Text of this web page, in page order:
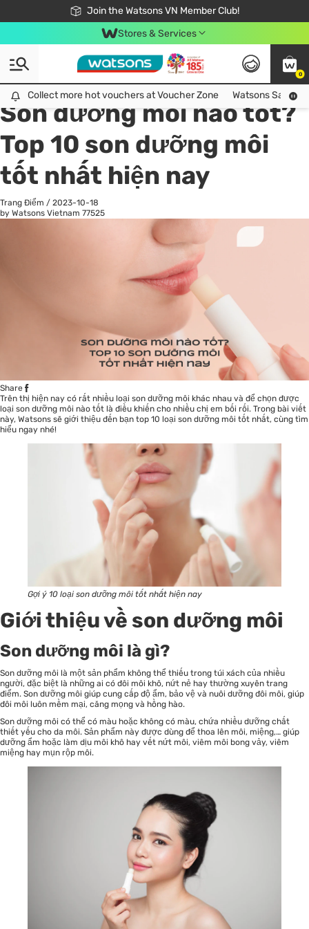
Join the Watsons VN Member Club!
Free Shipping For Order From 249,000Đ
24h Fast delivery in Hồ Chí Minh City
Stores & Services
0
Collect more hot vouchers at Voucher Zone
Collect more hot vouchers at Voucher Zone Watsons Safety
All
Chăm Sóc Cá Nhân
Son dưỡng môi nào tốt?
Top 10 son dưỡng môi
tốt nhất hiện nay
Trang Điểm / 2023-10-18
by Watsons Vietnam 77525
Share
Trên thị hiện nay có rất nhiều loại son dưỡng môi khác nhau và để chọn được
loại son dưỡng môi nào tốt là điều khiến cho nhiều chị em bối rối. Trong bài viết
này, Watsons sẽ giới thiệu đến bạn top 10 loại son dưỡng môi tốt nhất, cùng tìm
hiểu ngay nhé!
Gợi ý 10 loại son dưỡng môi tốt nhất hiện nay
Giới thiệu về son dưỡng môi
Son dưỡng môi là gì?
Son dưỡng môi là một sản phẩm không thể thiếu trong túi xách của nhiều
người, đặc biệt là những ai có đôi môi khô, nứt nẻ hay thường xuyên trang
điểm. Son dưỡng môi giúp cung cấp độ ẩm, bảo vệ và nuôi dưỡng đôi môi, giúp
đôi môi luôn mềm mại, căng mọng và hồng hào.
Son dưỡng môi có thể có màu hoặc không có màu, chứa nhiều dưỡng chất
thiết yếu cho da môi. Sản phẩm này được dùng để thoa lên môi, miệng,… giúp
dưỡng ẩm hoặc làm dịu môi khô hay vết nứt môi, viêm môi bong vảy, viêm
miệng hay mụn rộp môi.